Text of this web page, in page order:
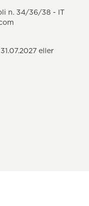
n. 34/36/38 - IT
eller